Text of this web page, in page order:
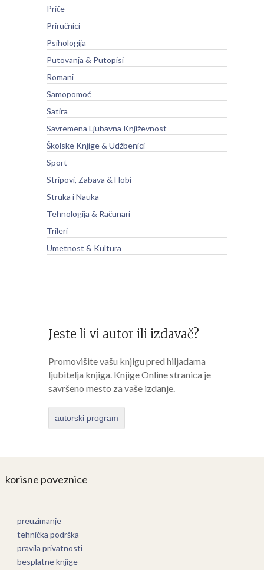
Priče
Priručnici
Psihologija
Putovanja & Putopisi
Romani
Samopomoć
Satira
Savremena Ljubavna Književnost
Školske Knjige & Udžbenici
Sport
Stripovi, Zabava & Hobi
Struka i Nauka
Tehnologija & Računari
Trileri
Umetnost & Kultura
Jeste li vi autor ili izdavač?
Promovišite vašu knjigu pred hiljadama
ljubitelja knjiga. Knjige Online stranica je
savršeno mesto za vaše izdanje.
autorski program
korisne poveznice
preuzimanje
tehnička podrška
pravila privatnosti
besplatne knjige